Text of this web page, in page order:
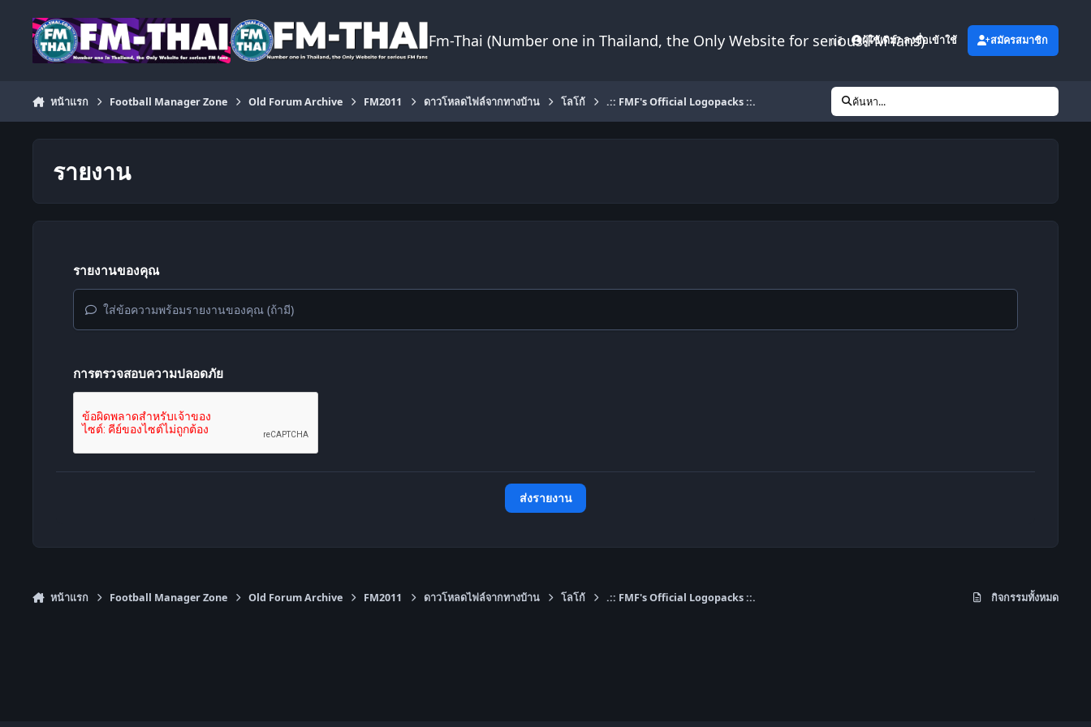
Fm-Thai (Number one in Thailand, the Only Website for serious FM fans)
เพิ่มเติม ผู้ใช้เดิม? ลงชื่อเข้าใช้ สมัครสมาชิก
หน้าแรก Football Manager Zone Old Forum Archive FM2011 ดาวโหลดไฟล์จากทางบ้าน โลโก้ .:: FMF's Official Logopacks ::. ค้นหา...
รายงาน
รายงานของคุณ
ใส่ข้อความพร้อมรายงานของคุณ (ถ้ามี)
การตรวจสอบความปลอดภัย
ส่งรายงาน
หน้าแรก Football Manager Zone Old Forum Archive FM2011 ดาวโหลดไฟล์จากทางบ้าน โลโก้ .:: FMF's Official Logopacks ::. กิจกรรมทั้งหมด